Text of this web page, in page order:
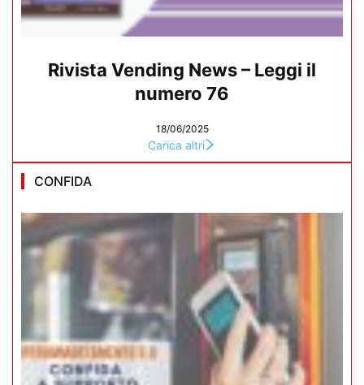
Rivista Vending News – Leggi il
numero 76
18/06/2025
Carica altri
CONFIDA